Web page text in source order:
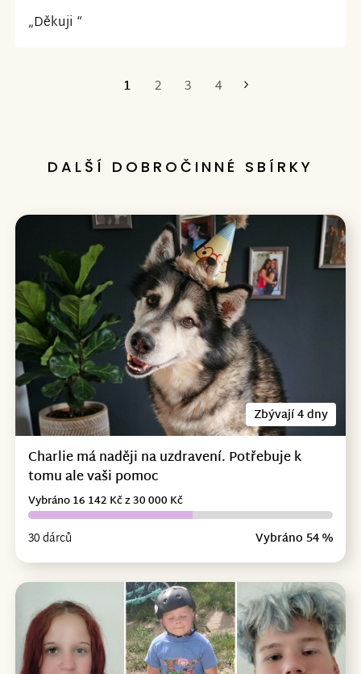
„Děkuji “
1 2 3 4
DALŠÍ DOBROČINNÉ SBÍRKY
Zbývají 4 dny
Charlie má naději na uzdravení. Potřebuje k
tomu ale vaši pomoc
30 dárců Vybráno 54 %
Vybráno 16 142 Kč z 30 000 Kč